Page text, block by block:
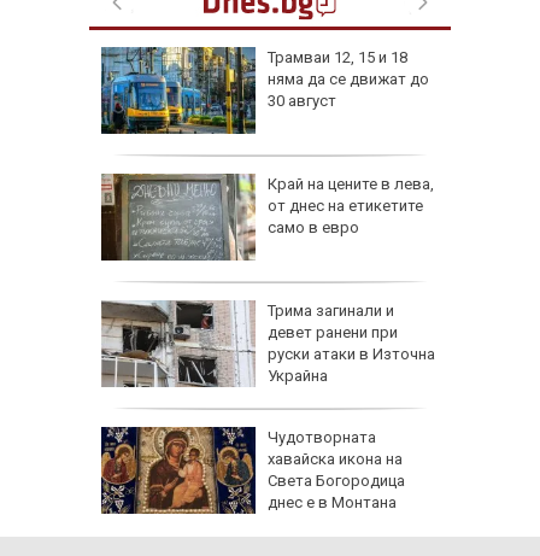
Трамваи 12, 15 и 18
няма да се движат до
30 август
Край на цените в лева,
от днес на етикетите
само в евро
Трима загинали и
девет ранени при
руски атаки в Източна
Украйна
Чудотворната
хавайска икона на
Света Богородица
днес е в Монтана